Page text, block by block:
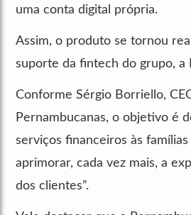
uma conta digital própria.
Assim, o produto se tornou
suporte da fintech do grupo, a
Conforme Sérgio Borriello,
Pernambucanas, o objetivo é
serviços financeiros às
aprimorar, cada vez mais, a
dos clientes”.